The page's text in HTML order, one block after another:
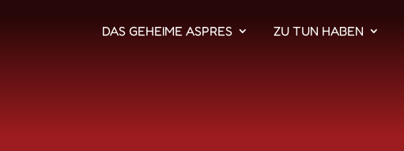
DAS GEHEIME ASPRES ZU TUN HABEN